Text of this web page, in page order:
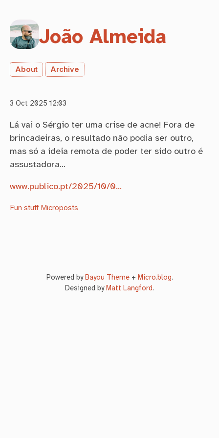
João Almeida
About Archive
3 Oct 2025 12:03
Lá vai o Sérgio ter uma crise de acne! Fora de
brincadeiras, o resultado não podia ser outro,
mas só a ideia remota de poder ter sido outro é
assustadora…
www.publico.pt/2025/10/0…
Fun stuff Microposts
Powered byBayou Theme+ Micro.blog.
Designed byMatt Langford.